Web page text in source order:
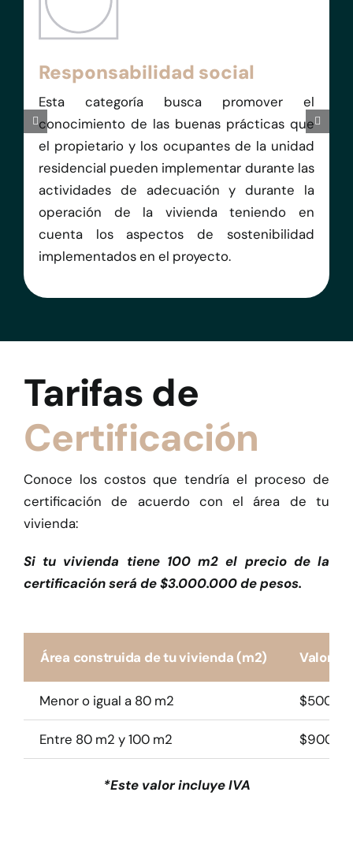
Responsabilidad social
Esta categoría busca promover el
conocimiento de las buenas prácticas que
el propietario y los ocupantes de la unidad
residencial pueden implementar durante las
actividades de adecuación y durante la
operación de la vivienda teniendo en
cuenta los aspectos de sostenibilidad
implementados en el proyecto.
Tarifas de
Certificación
Conoce los costos que tendría el proceso de
certificación de acuerdo con el área de tu
vivienda:
Si tu vivienda tiene 100 m2 el precio de la
certificación será de $3.000.000 de pesos.
Área construida de tu vivienda (m2) Valor
Menor o igual a 80 m2
Entre 80 m2 y 100 m2
*Este valor incluye IVA